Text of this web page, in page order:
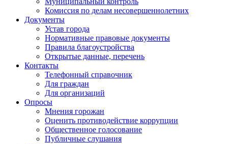
Комиссия по делам несовершеннолетних
Документы
Устав города
Нормативные правовые документы
Правила благоустройства
Открытые данные, перечень
Контакты
Телефонный справочник
Для граждан
Для организаций
Опросы
Мнения горожан
Оценить противодействие коррупции
Общественное голосование
Публичные слушания